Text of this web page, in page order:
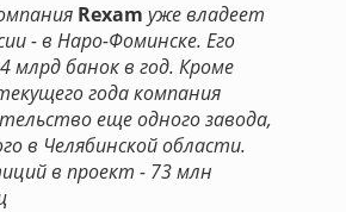
Rexam уже владеет
- в Наро-Фоминске. Его
млрд банок в год. Кроме
года компания
еще одного завода,
в Челябинской области.
в проект - 73 млн